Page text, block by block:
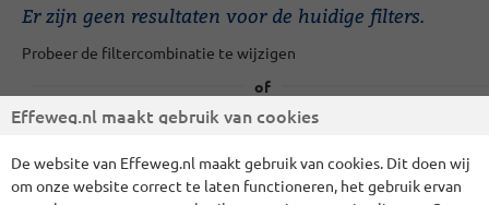
Er zijn geen resultaten voor de huidige filters.
Probeer de filtercombinatie te wijzigen
of
Wis alle huidige filters
Effeweg.nl maakt gebruik van cookies
De website van Effeweg.nl maakt gebruik van cookies. Dit doen wij
om onze website correct te laten functioneren, het gebruik ervan